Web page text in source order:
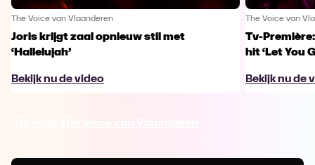
The Voice van Vlaanderen
Joris krijgt zaal opnieuw stil met
‘Hallelujah’
Bekijk nu de video
The Voice van
Tv-
hit ‘Let You
Bekijk nu de